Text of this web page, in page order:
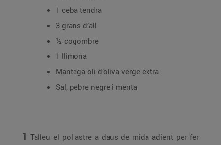
1 ceba tendra
3 grans d’all
½ cogombre
1 llimona
Mantega oli d’oliva verge extra
Sal, pebre negre i menta
1 Talleu el pollastre a daus de mida adient per fer